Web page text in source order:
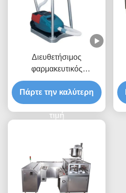
Διευθετήσιμος
φαρμακευτικός
εξοπλισμός στιλβωτών
καψών ταχύτητας με 7000
κάψες/λ.
Πάρτε την καλύτερη
τιμή